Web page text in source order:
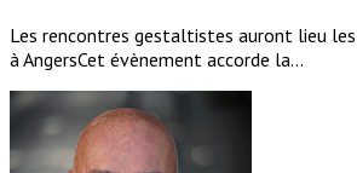
Les rencontres gestaltistes auront lieu
à AngersCet évènement accorde la...